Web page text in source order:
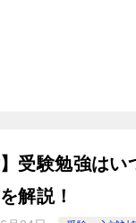
】受験勉強は
解説！